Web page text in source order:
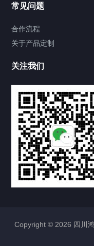
常见问题
合作流程
关于产品定制
关注我们
Copyright © 2026 四川